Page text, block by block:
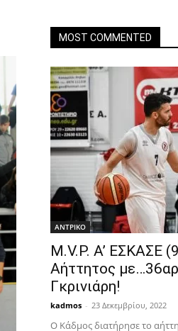
MOST COMMENTED
ΑΝTΡΙΚΟ
M.V.P. Α’ ΕΣΚΑΣΕ
Αήττητος
Γκρινιάρη!
kadmos - 23 Δεκεμβρίου, 2022
Ο Κάδμος διατήρησε το